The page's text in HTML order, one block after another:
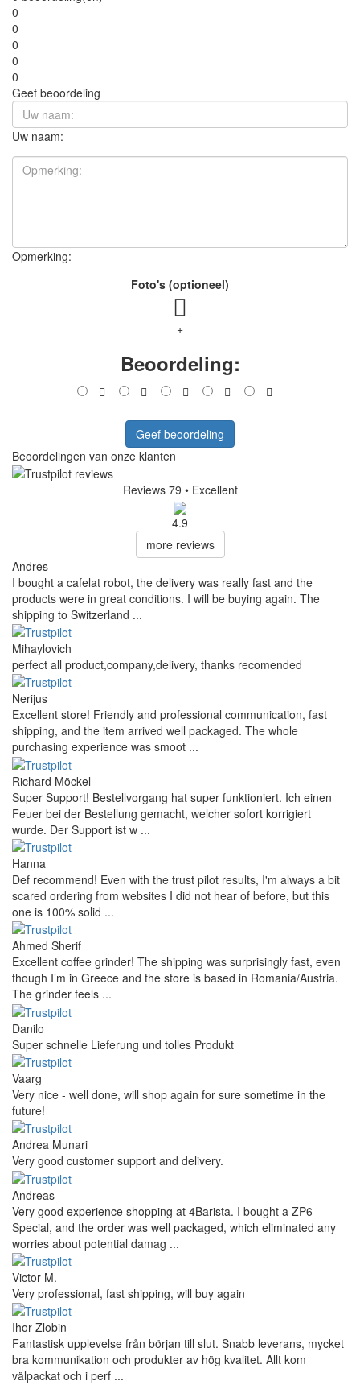
0
0
0
0
0
Geef beoordeling
Uw naam:
Opmerking:
Foto's (optioneel)
+
Beoordeling:
Geef beoordeling
Beoordelingen van onze klanten
Reviews 79 • Excellent
4.9
more reviews
Andres
I bought a cafelat robot, the delivery was really fast and the
products were in great conditions. I will be buying again. The
shipping to Switzerland ...
Mihaylovich
perfect all product,company,delivery, thanks recomended
Nerijus
Excellent store! Friendly and professional communication, fast
shipping, and the item arrived well packaged. The whole
purchasing experience was smoot ...
Richard Möckel
Super Support! Bestellvorgang hat super funktioniert. Ich einen
Feuer bei der Bestellung gemacht, welcher sofort korrigiert
wurde. Der Support ist w ...
Hanna
Def recommend! Even with the trust pilot results, I'm always a bit
scared ordering from websites I did not hear of before, but this
one is 100% solid ...
Ahmed Sherif
Excellent coffee grinder! The shipping was surprisingly fast, even
though I’m in Greece and the store is based in Romania/Austria.
The grinder feels ...
Danilo
Super schnelle Lieferung und tolles Produkt
Vaarg
Very nice - well done, will shop again for sure sometime in the
future!
Andrea Munari
Very good customer support and delivery.
Andreas
Very good experience shopping at 4Barista. I bought a ZP6
Special, and the order was well packaged, which eliminated any
worries about potential damag ...
Victor M.
Very professional, fast shipping, will buy again
Ihor Zlobin
Fantastisk upplevelse från början till slut. Snabb leverans, mycket
bra kommunikation och produkter av hög kvalitet. Allt kom
välpackat och i perf ...